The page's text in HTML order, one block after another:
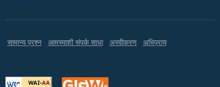
सामान्य प्रश्न आमच्याशी संपर्क साधा अस्वीकरण अभिप्राय